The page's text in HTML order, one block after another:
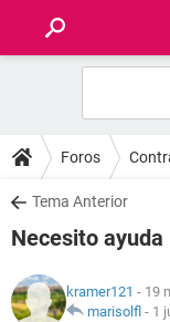
FOROS
SALUD
NUTRICIÓN
Foros
Tema Anterior
Necesito
kramer121 - 19
marisolfl - 1